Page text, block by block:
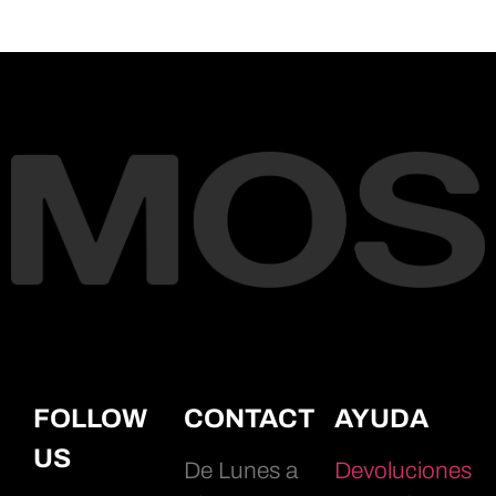
FOLLOW
US
CONTACT
De Lunes a
AYUDA
Devoluciones